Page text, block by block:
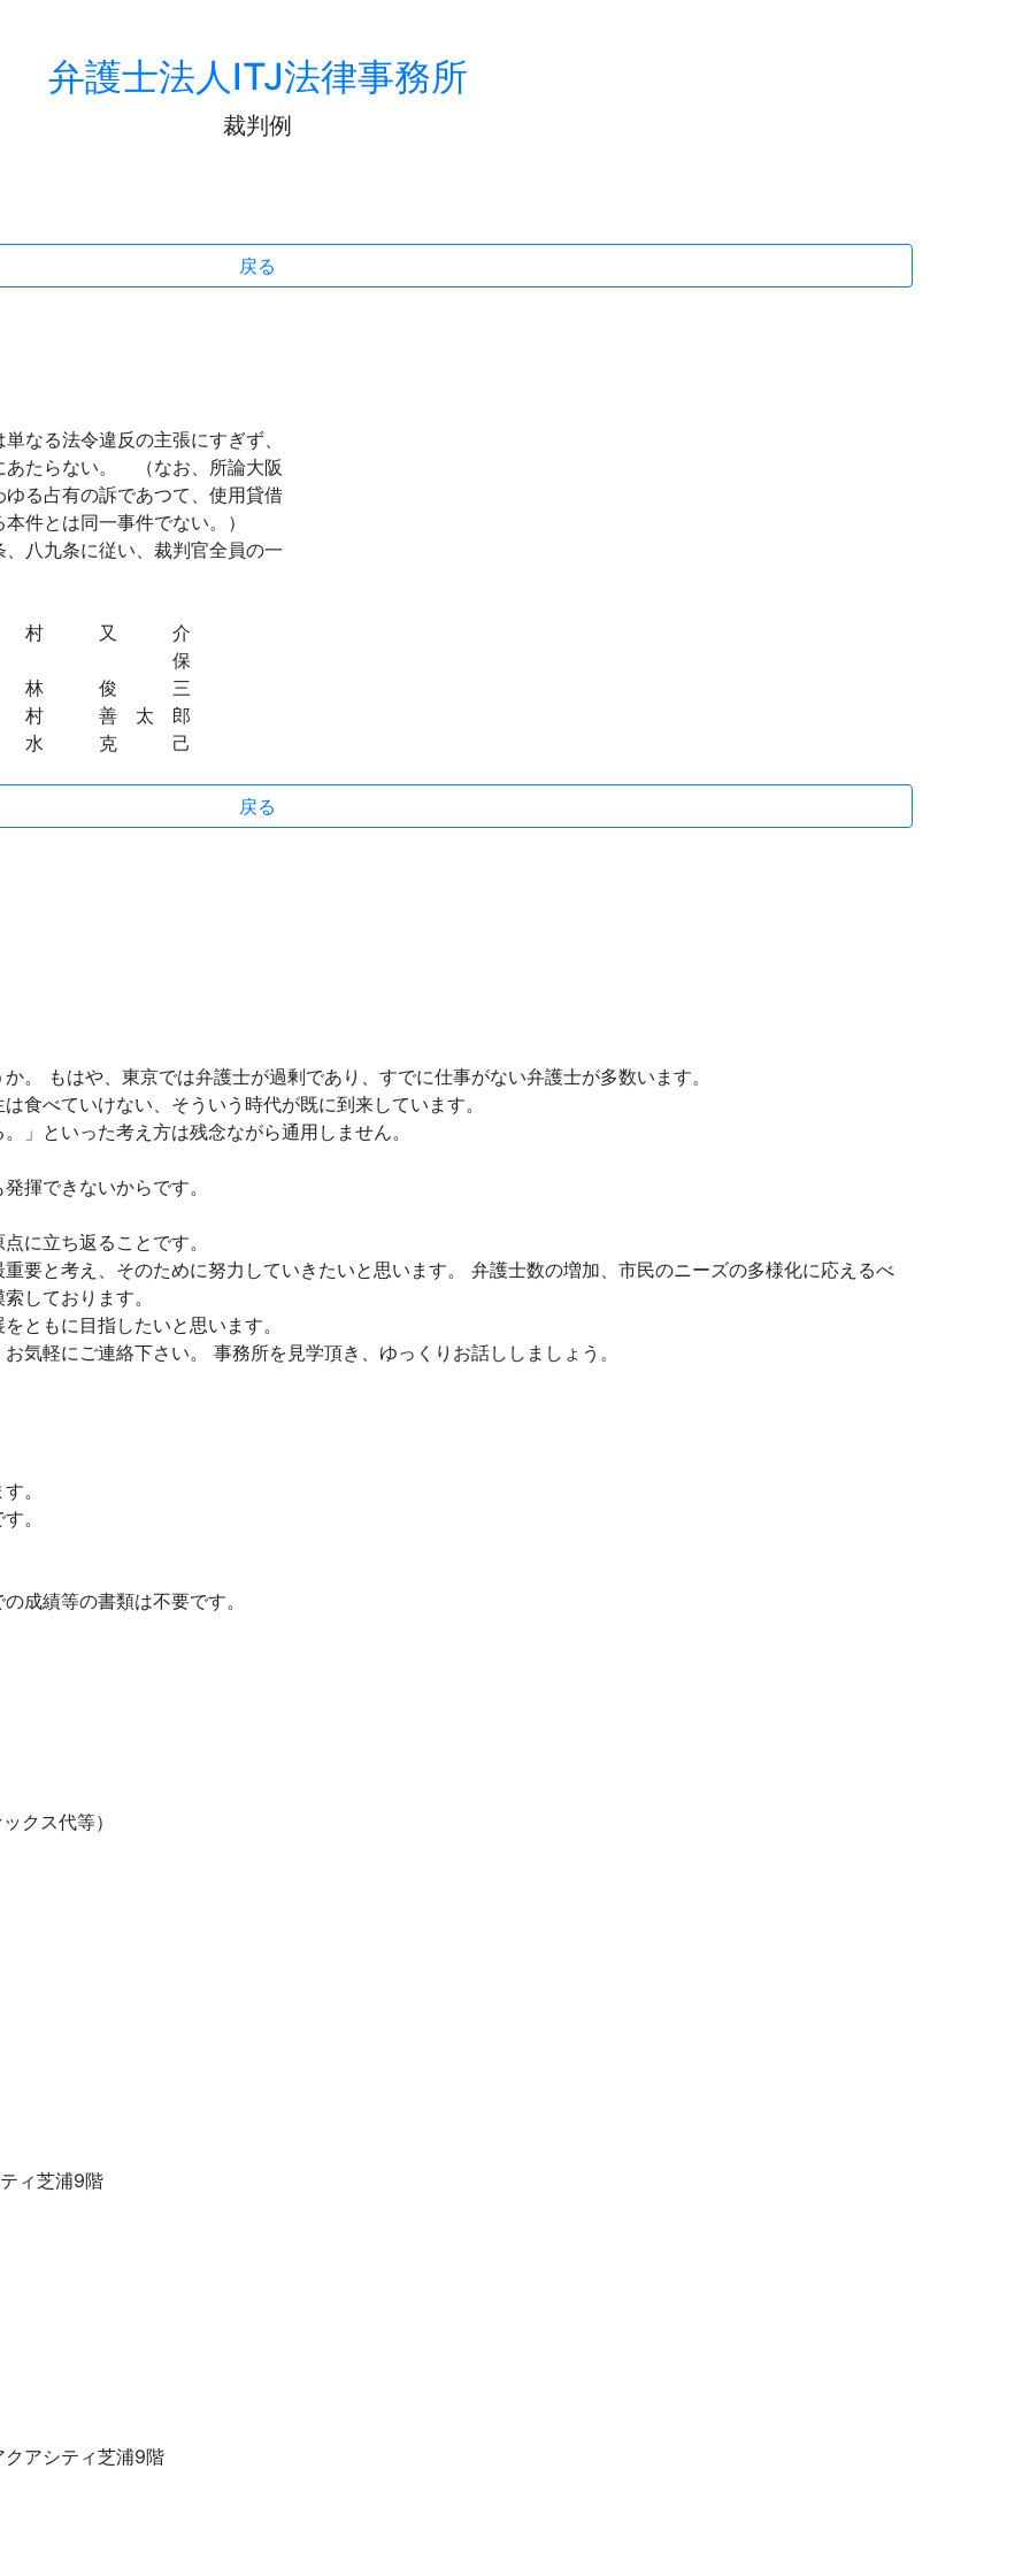
弁護士法人ITJ法律事務所
裁判例
戻る
なる法令違反の主張にすぎず、
あたらない。 （なお、所論大阪
る占有の訴であつて、使用貸借
件とは同一事件でない。）
八九条に従い、裁判官全員の一
又 介
保
俊 三
太 郎
克 己
戻る
。 もはや、東京では弁護士が過剰であり、すでに仕事がない弁護士が多数います。
食べていけない、そういう時代が既に到来しています。
」といった考え方は残念ながら通用しません。
揮できないからです。
に立ち返ることです。
要と考え、そのために努力していきたいと思います。 弁護士数の増加、市民のニーズの多様化に応えるべ
しております。
ともに目指したいと思います。
気軽にご連絡下さい。 事務所を見学頂き、ゆっくりお話ししましょう。
。
。
成績等の書類は不要です。
クス代等）
ィ芝浦9階
アシティ芝浦9階